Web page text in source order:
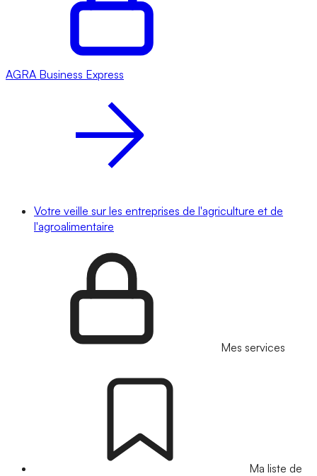
AGRA Business Express
Votre veille sur les entreprises de l'agriculture et de
l'agroalimentaire
Mes services
Ma liste de